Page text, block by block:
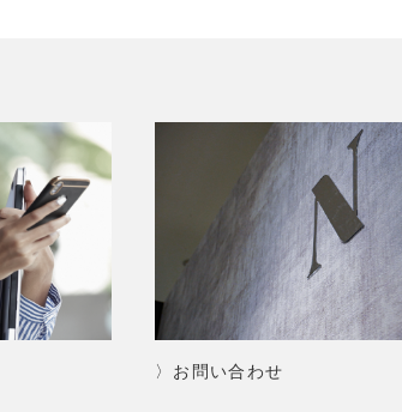
〉お問い合わせ